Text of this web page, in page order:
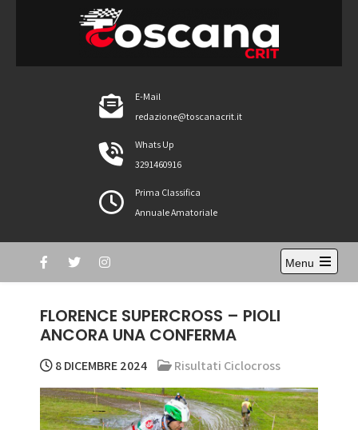
ToscanaCRIT
RIDE4WIN
E-Mail
redazione@toscanacrit.it
Whats Up
3291460916
Prima Classifica
Annuale Amatoriale
Menu
Open
FLORENCE SUPERCROSS – PIOLI
ANCORA UNA CONFERMA
8 DICEMBRE 2024 Risultati Ciclocross